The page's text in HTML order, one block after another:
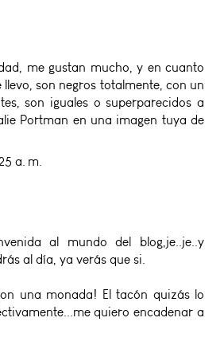
me gustan mucho, y en cuanto
son negros totalmente, con un
son iguales o superparecidos a
Portman en una imagen tuya de
a. m.
al mundo del blog,je..je..y
al día, ya verás que si.
una monada! El tacón quizás lo
quiero encadenar a